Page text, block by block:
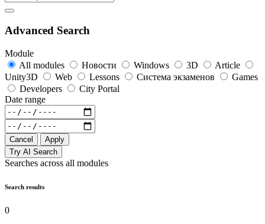
Advanced Search
Module
All modules
Новости Windows 3D
Article
Unity3D
Web Lessons Система экзаменов
Games
Developers
City Portal
Date range
Cancel
Apply
Try AI Search
Searches across all modules
Search results
0